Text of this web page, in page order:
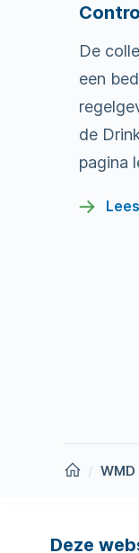
Deze
De
een
de
pagina
WMD
Nieuws